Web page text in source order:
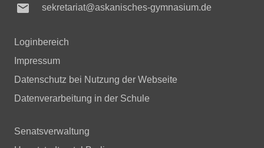
 sekretariat@askanisches-gymnasium.de
Loginbereich
Impressum
Datenschutz bei Nutzung der Webseite
Datenverarbeitung in der Schule
Senatsverwaltung